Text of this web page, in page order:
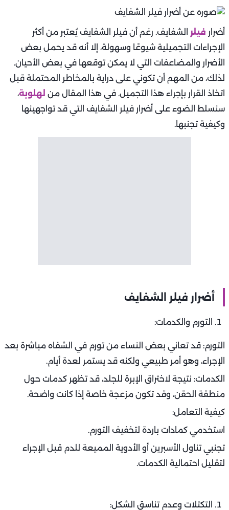
أضرار فيلر
الشفايف. رغم أن فيلر الشفايف يُعتبر من أكثر
الإجراءات التجميلية شيوعًا وسهولة، إلا أنه قد يحمل بعض
الأضرار والمضاعفات التي لا يمكن توقعها في بعض الأحيان.
لذلك، من المهم أن تكوني على دراية بالمخاطر المحتملة قبل
اتخاذ القرار بإجراء هذا التجميل. في هذا المقال من لهلوبة،
سنسلط الضوء على أضرار فيلر الشفايف التي قد تواجهينها
وكيفية تجنبها.
أضرار فيلر الشفايف
التورم والكدمات:
التورم: قد تعاني بعض النساء من تورم في الشفاه مباشرة بعد
الإجراء، وهو أمر طبيعي ولكنه قد يستمر لعدة أيام.
الكدمات: نتيجة لاختراق الإبرة للجلد، قد تظهر كدمات حول
منطقة الحقن، وقد تكون مزعجة خاصة إذا كانت واضحة.
كيفية التعامل:
استخدمي كمادات باردة لتخفيف التورم.
تجنبي تناول الأسبرين أو الأدوية المميعة للدم قبل الإجراء
لتقليل احتمالية الكدمات.
التكتلات وعدم تناسق الشكل: